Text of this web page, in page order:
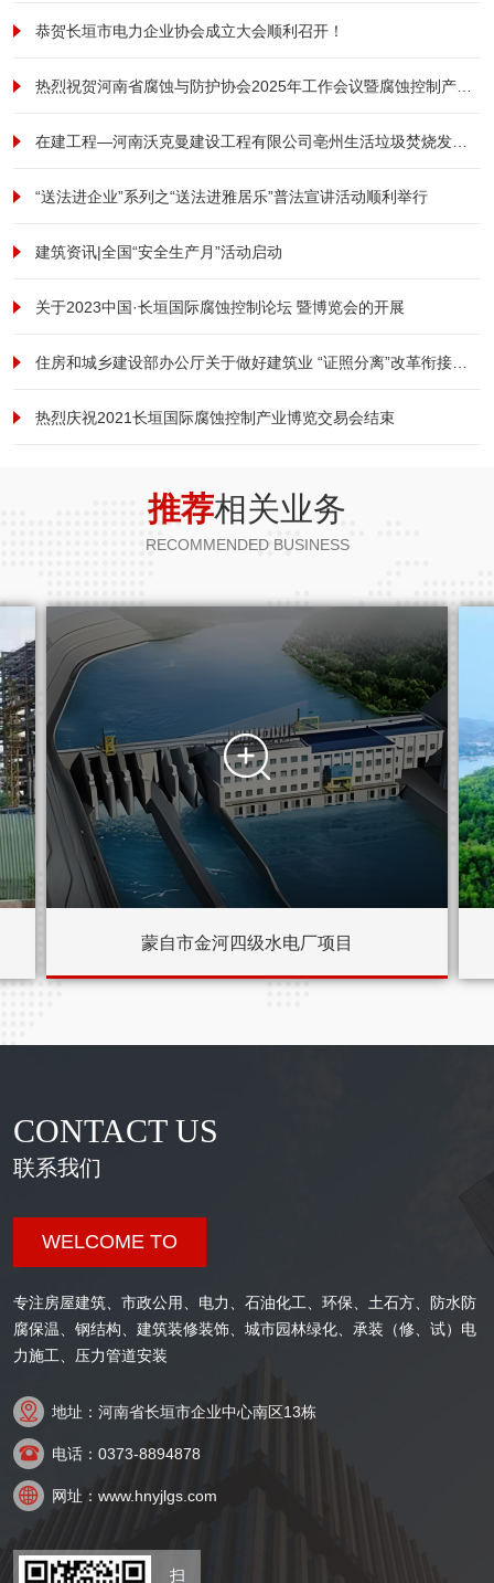
恭贺长垣市电力企业协会成立大会顺利召开！
“送法进企业”系列之“送法进雅居乐”普法宣讲活动顺利举行
建筑资讯|全国“安全生产月”活动启动
关于2023中国·长垣国际腐蚀控制论坛 暨博览会的开展
热烈庆祝2021长垣国际腐蚀控制产业博览交易会结束
推荐相关业务
RECOMMENDED BUSINESS

蒙自市金河四级水电厂项目
CONTACT US
联系我们
WELCOME TO
专注房屋建筑、市政公用、电力、石油化工、环保、土石方、防水防
腐保温、钢结构、建筑装修装饰、城市园林绿化、承装（修、试）电
力施工、压力管道安装
 地址：河南省长垣市企业中心南区13栋
 电话：0373-8894878
 网址：www.hnyjlgs.com
扫